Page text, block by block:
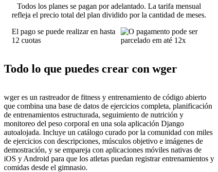
Todos los planes se pagan por adelantado. La tarifa mensual
refleja el precio total del plan dividido por la cantidad de meses.
El pago se puede realizar en hasta
12 cuotas
Todo lo que puedes crear con wger
wger es un rastreador de fitness y entrenamiento de código abierto
que combina una base de datos de ejercicios completa, planificación
de entrenamientos estructurada, seguimiento de nutrición y
monitoreo del peso corporal en una sola aplicación Django
autoalojada. Incluye un catálogo curado por la comunidad con miles
de ejercicios con descripciones, músculos objetivo e imágenes de
demostración, y se empareja con aplicaciones móviles nativas de
iOS y Android para que los atletas puedan registrar entrenamientos y
comidas desde el gimnasio.